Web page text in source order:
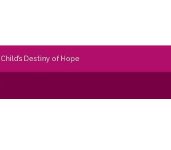
Child’s Destiny of Hope